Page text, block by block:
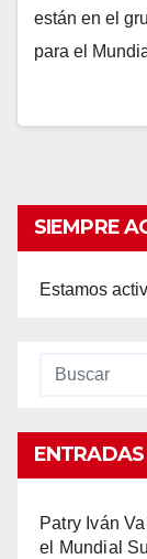
están en el
para el
SIEMPRE
Estamos
ENTRADAS
Patry Iván
el Mundial